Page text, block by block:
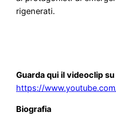
rigenerati.
Guarda qui il videoclip su
https://
Biografia